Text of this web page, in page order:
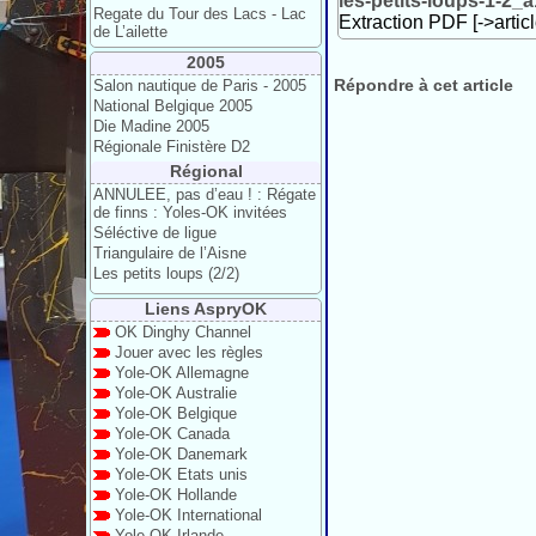
Regate du Tour des Lacs - Lac
de L’ailette
2005
Salon nautique de Paris - 2005
National Belgique 2005
Die Madine 2005
Régionale Finistère D2
Régional
ANNULEE, pas d’eau ! : Régate
de finns : Yoles-OK invitées
Séléctive de ligue
Triangulaire de l’Aisne
Les petits loups (2/2)
Liens AspryOK
OK Dinghy Channel
Jouer avec les règles
Yole-OK Allemagne
Yole-OK Australie
Yole-OK Belgique
Yole-OK Canada
Yole-OK Danemark
Yole-OK Etats unis
Yole-OK Hollande
Yole-OK International
Extraction PDF [-
Répondre à cet article